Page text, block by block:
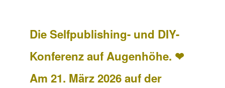
Die Selfpublishing- und DIY-
Konferenz auf Augenhöhe. ❤
Am 21. März 2026 auf der